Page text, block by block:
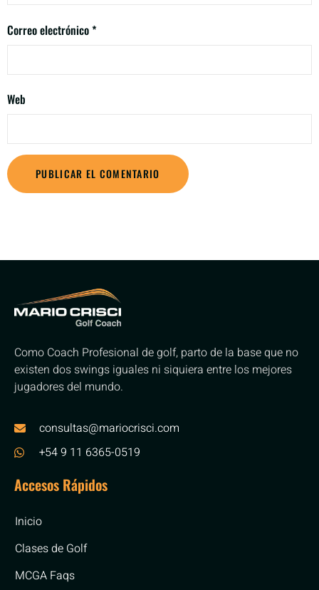
Correo electrónico*
Web
Como Coach Profesional de golf, parto de la base que no
existen dos swings iguales ni siquiera entre los mejores
jugadores del mundo.
consultas@mariocrisci.com
+54 9 11 6365-0519
Accesos Rápidos
Inicio
Clases de Golf
MCGA Faqs